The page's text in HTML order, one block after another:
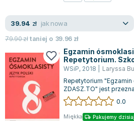
Agata Passent
Michel Moran
Maciej Orłoś
Jo Nesbo
Katarzyna Miller
Antoine de Saint Exupery
Lew Tołstoj
Mark Twain
39.94 zł jak nowa
79.90złtaniej o 39.96 zł
Egzamin
Repetytorium.
WSiP, 2018 Laryssa
Repetytorium
ZDASZ.TO" jest
podstawowych, którzy
0.0
Miękka Pakujemy dzisiaj